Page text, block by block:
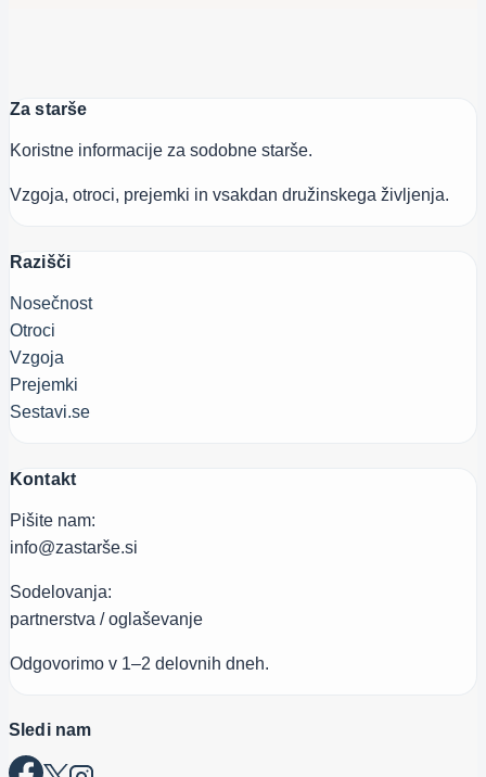
Za starše
Koristne informacije za sodobne starše.
Vzgoja, otroci, prejemki in vsakdan družinskega življenja.
Razišči
Nosečnost
Otroci
Vzgoja
Prejemki
Sestavi.se
Kontakt
Pišite nam:
info@zastarše.si
Sodelovanja:
partnerstva / oglaševanje
Odgovorimo v 1–2 delovnih dneh.
Sledi nam